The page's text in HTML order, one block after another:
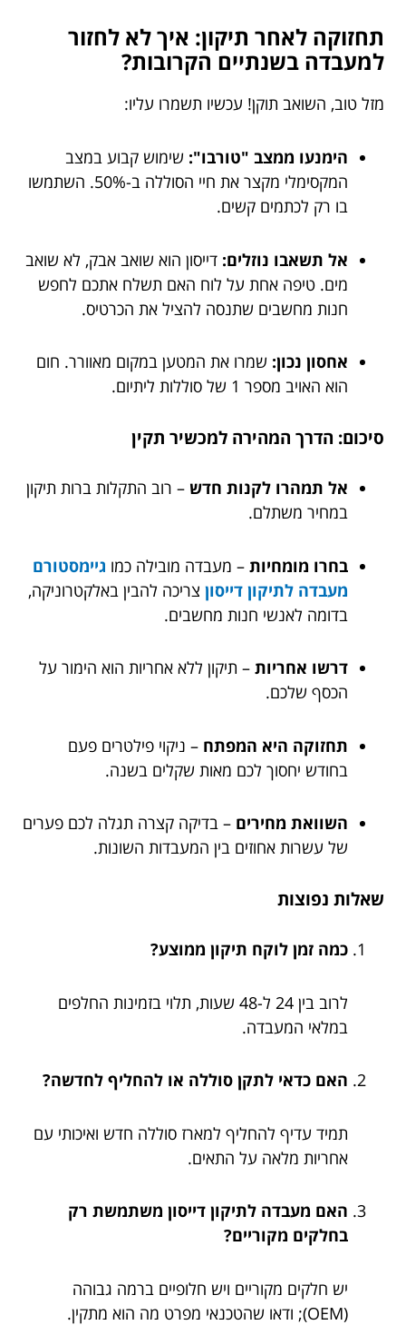
תחזוקה לאחר תיקון: איך לא לחזור
למעבדה בשנתיים הקרובות?
מזל טוב, השואב תוקן! עכשיו תשמרו עליו:
הימנעו ממצב "טורבו": שימוש קבוע במצב
המקסימלי מקצר את חיי הסוללה ב-50%. השתמשו
בו רק לכתמים קשים.
אל תשאבו נוזלים: דייסון הוא שואב אבק, לא שואב
מים. טיפה אחת על לוח האם תשלח אתכם לחפש
חנות מחשבים שתנסה להציל את הכרטיס.
אחסון נכון: שמרו את המטען במקום מאוורר. חום
הוא האויב מספר 1 של סוללות ליתיום.
סיכום: הדרך המהירה למכשיר תקין
אל תמהרו לקנות חדש – רוב התקלות ברות תיקון
במחיר משתלם.
בחרו מומחיות – מעבדה מובילה כמו גיימסטורם
מעבדה לתיקון דייסון צריכה להבין באלקטרוניקה,
בדומה לאנשי חנות מחשבים.
דרשו אחריות – תיקון ללא אחריות הוא הימור על
הכסף שלכם.
תחזוקה היא המפתח – ניקוי פילטרים פעם
בחודש יחסוך לכם מאות שקלים בשנה.
השוואת מחירים – בדיקה קצרה תגלה לכם פערים
של עשרות אחוזים בין המעבדות השונות.
שאלות נפוצות
כמה זמן לוקח תיקון ממוצע?
לרוב בין 24 ל-48 שעות, תלוי בזמינות החלפים
במלאי המעבדה.
האם כדאי לתקן סוללה או להחליף לחדשה?
תמיד עדיף להחליף למארז סוללה חדש ואיכותי עם
אחריות מלאה על התאים.
האם מעבדה לתיקון דייסון משתמשת רק
בחלקים מקוריים?
יש חלקים מקוריים ויש חלופיים ברמה גבוהה
(OEM); ודאו שהטכנאי מפרט מה הוא מתקין.